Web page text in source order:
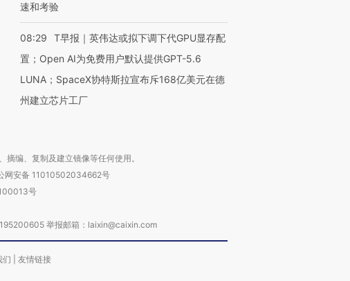
速和考验
08:29
T早报｜英伟达或拟下调下代GPU显存配
置；Open AI为免费用户默认提供GPT-5.6
LUNA；SpaceX协特斯拉宣布斥168亿美元在德
州建立芯片工厂
编、复制及建立镜像等任何使用。
网安备 11010502034662号
号
举报邮箱：laixin@caixin.com
们 友情链接